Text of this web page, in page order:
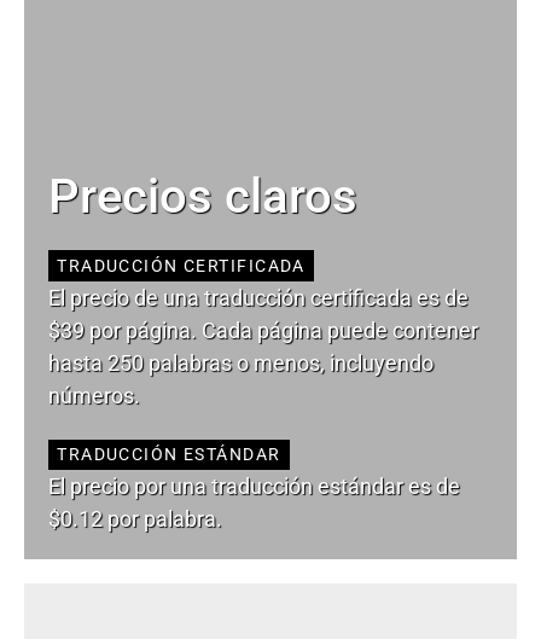
Precios claros
TRADUCCIÓN CERTIFICADA
El precio de una traducción certificada es de
$39 por página. Cada página puede contener
hasta 250 palabras o menos, incluyendo
números.
TRADUCCIÓN ESTÁNDAR
El precio por una traducción estándar es de
$0.12 por palabra.